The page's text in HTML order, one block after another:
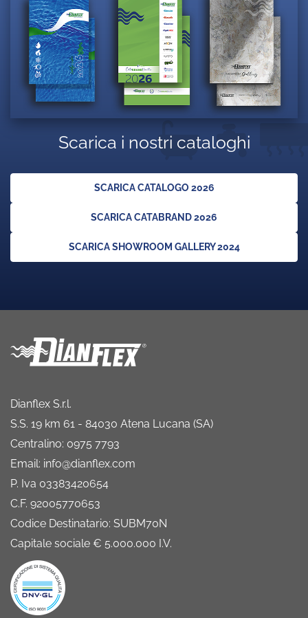
Scarica i nostri cataloghi
SCARICA CATALOGO 2026
SCARICA CATABRAND 2026
SCARICA SHOWROOM GALLERY 2024
Dianflex S.r.l.
S.S. 19 km 61 - 84030 Atena Lucana (SA)
Centralino: 0975 7793
Email: info@dianflex.com
P. Iva 03383420654
C.F. 92005770653
Codice Destinatario: SUBM70N
Capitale sociale € 5.000.000 I.V.